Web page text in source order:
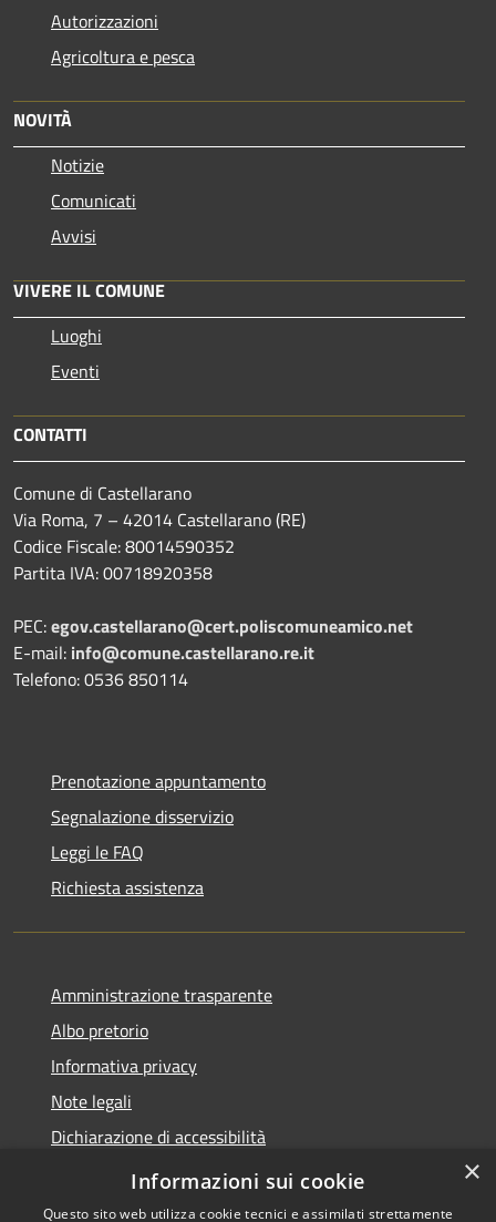
Autorizzazioni
Agricoltura e pesca
NOVITÀ
Notizie
Comunicati
Avvisi
VIVERE IL COMUNE
Luoghi
Eventi
CONTATTI
Comune di Castellarano
Via Roma, 7 – 42014 Castellarano (RE)
Codice Fiscale: 80014590352
Partita IVA: 00718920358
PEC:egov.castellarano@cert.poliscomuneamico.net
E-mail: info@comune.castellarano.re.it
Telefono: 0536 850114
Prenotazione appuntamento
Segnalazione disservizio
Leggi le FAQ
Richiesta assistenza
Amministrazione trasparente
Albo pretorio
Informativa privacy
Note legali
Dichiarazione di accessibilità
Piano di miglioramento del sito
×
Informazioni sui cookie
Questo sito web utilizza cookie tecnici e assimilati strettamente